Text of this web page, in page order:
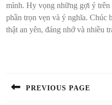
mình. Hy vọng những gợi ý trên
phần trọn vẹn và ý nghĩa. Chúc
thật an yên, đáng nhớ và nhiều
bài
PREVIOUS PAGE